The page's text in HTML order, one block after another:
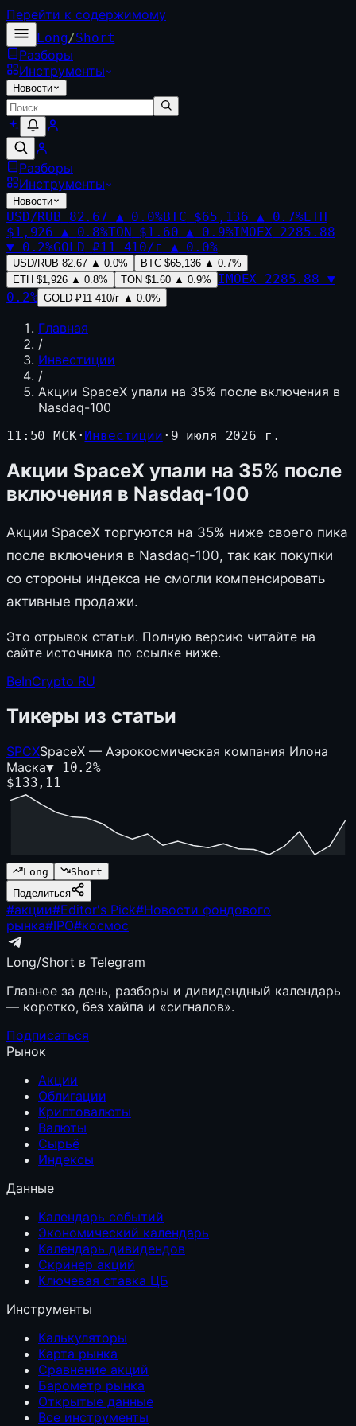
Перейти к содержимому
Long/Short
Разборы
Инструменты
Новости
Разборы
Инструменты
Новости
USD/RUB 82.67 ▲ 0.0%BTC $65,136 ▲ 0.7%ETH
$1,926 ▲ 0.8%TON $1.60 ▲ 0.9%IMOEX 2285.88
▼ 0.2%GOLD ₽11 410/г ▲ 0.0%
USD/RUB 82.67 ▲ 0.0% BTC $65,136 ▲ 0.7%
ETH $1,926 ▲ 0.8% TON $1.60 ▲ 0.9% IMOEX 2285.88 ▼
0.2% GOLD ₽11 410/г ▲ 0.0%
Главная
/
Инвестиции
/
Акции SpaceX упали на 35% после включения в
Nasdaq-100
11:50 МСК· Инвестиции · 9 июля 2026 г.
Акции SpaceX упали на 35% после
включения в Nasdaq-100
Акции SpaceX торгуются на 35% ниже своего пика
после включения в Nasdaq-100, так как покупки
со стороны индекса не смогли компенсировать
активные продажи.
Это отрывок статьи. Полную версию читайте на
сайте источника по ссылке ниже.
BeInCrypto RU
Тикеры из статьи
SPCXSpaceX — Аэрокосмическая компания Илона
Маска▼ 10.2%
$133,11
Long
Short
Поделиться
#акции#Editor's Pick#Новости фондового
рынка#IPO#космос
Long/Short в Telegram
Главное за день, разборы и дивидендный календарь
— коротко, без хайпа и «сигналов».
Подписаться
Рынок
Акции
Облигации
Криптовалюты
Валюты
Сырьё
Индексы
Данные
Календарь событий
Экономический календарь
Календарь дивидендов
Скринер акций
Ключевая ставка ЦБ
Инструменты
Калькуляторы
Карта рынка
Сравнение акций
Барометр рынка
Открытые данные
Все инструменты